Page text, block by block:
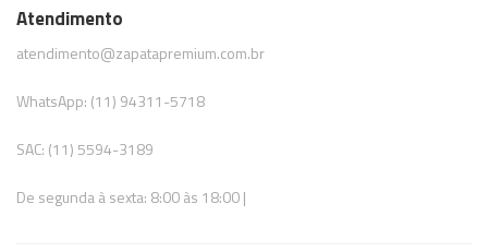
Atendimento
atendimento@zapatapremium.com.br
WhatsApp: (11) 94311-5718
SAC: (11) 5594-3189
De segunda à sexta: 8:00 às 18:00 |